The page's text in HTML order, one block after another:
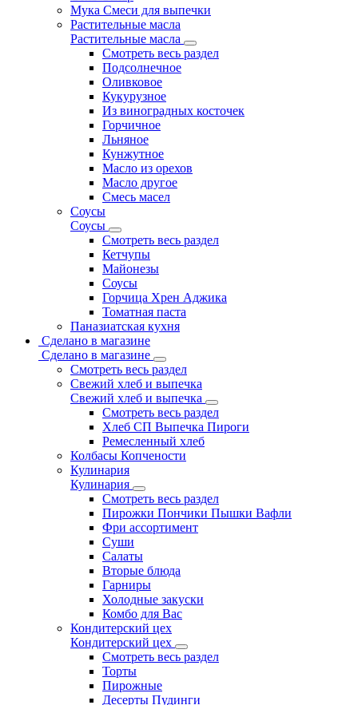
Мука Смеси для выпечки
Растительные масла
Растительные масла
Смотреть весь раздел
Подсолнечное
Оливковое
Кукурузное
Из виноградных косточек
Горчичное
Льняное
Кунжутное
Масло из орехов
Масло другое
Смесь масел
Соусы
Соусы
Смотреть весь раздел
Кетчупы
Майонезы
Соусы
Горчица Хрен Аджика
Томатная паста
Паназиатская кухня
Сделано в магазине
Сделано в магазине
Смотреть весь раздел
Свежий хлеб и выпечка
Свежий хлеб и выпечка
Смотреть весь раздел
Хлеб СП Выпечка Пироги
Ремесленный хлеб
Колбасы Копчености
Кулинария
Кулинария
Смотреть весь раздел
Пирожки Пончики Пышки Вафли
Фри ассортимент
Суши
Салаты
Вторые блюда
Гарниры
Холодные закуски
Комбо для Вас
Кондитерский цех
Кондитерский цех
Смотреть весь раздел
Торты
Пирожные
Десерты Пудинги